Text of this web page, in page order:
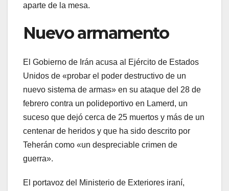
aparte de la mesa.
Nuevo armamento
El Gobierno de Irán acusa al Ejército de Estados
Unidos de «probar el poder destructivo de un
nuevo sistema de armas» en su ataque del 28 de
febrero contra un polideportivo en Lamerd, un
suceso que dejó cerca de 25 muertos y más de un
centenar de heridos y que ha sido descrito por
Teherán como «un despreciable crimen de
guerra».
El portavoz del Ministerio de Exteriores iraní,